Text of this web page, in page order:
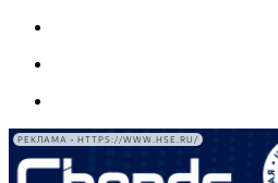
РЕКЛАМА • HTTPS://WWW.HSE.RU/